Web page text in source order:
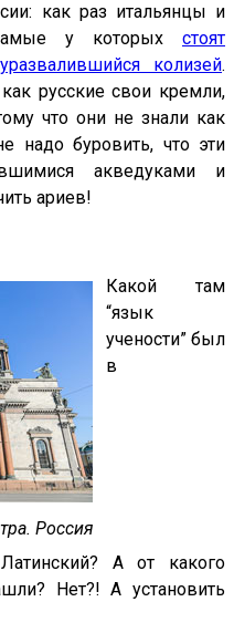
как раз итальянцы и
у которых стоят
колизей.
русские свои кремли,
что они не знали как
надо буровить, что эти
акведуками и
ариев!
Россия
Какой там
“язык
учености” был
в
А от какого
Нет?! А установить